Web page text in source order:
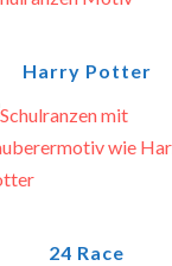
Harry Potter
24 Race